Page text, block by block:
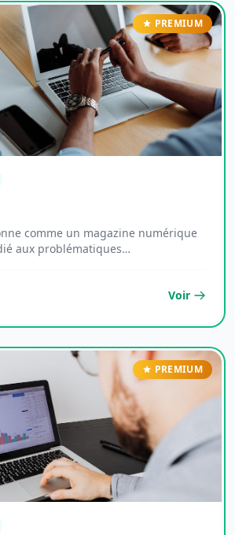
PREMIUM
comme un magazine numérique
aux problématiques
Voir
PREMIUM